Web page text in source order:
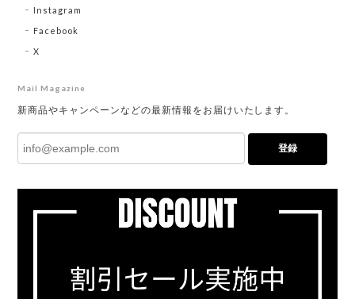
Instagram
Facebook
X
Mail Magazine
新商品やキャンペーンなどの最新情報をお届けいたします。
登録